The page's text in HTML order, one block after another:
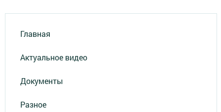
Главная
Актуальное видео
Документы
Разное